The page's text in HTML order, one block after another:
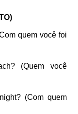
quem você foi
(Quem você
(Com quem